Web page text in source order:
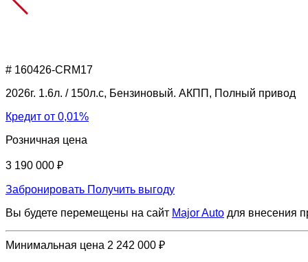
# 160426-CRM17
2026г. 1.6л. / 150л.с, Бензиновый. АКПП, Полный привод
Кредит от 0,01%
Розничная цена
3 190 000 ₽
Забронировать Получить выгоду
Вы будете перемещены на сайт Major Auto для внесения
Минимальная цена 2 242 000 ₽